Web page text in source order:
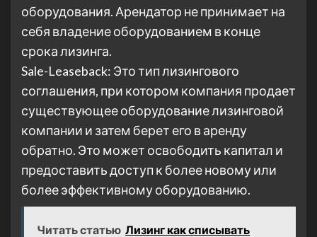
оборудования. Арендатор не принимает на
себя владение оборудованием в конце
срока лизинга.
Sale-Leaseback: Это тип лизингового
соглашения, при котором компания продает
существующее оборудование лизинговой
компании и затем берет его в аренду
обратно. Это может освободить капитал и
предоставить доступ к более новому или
более эффективному оборудованию.
Читать статью Лизинг как списывать